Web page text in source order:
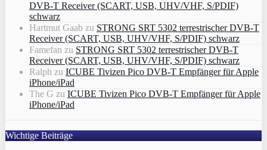
DVB-T Receiver (SCART, USB, UHV/VHF, S/PDIF)
schwarz
Hartmut Gaab zu STRONG SRT 5302 terrestrischer DVB-T
Receiver (SCART, USB, UHV/VHF, S/PDIF) schwarz
Famefan zu STRONG SRT 5302 terrestrischer DVB-T
Receiver (SCART, USB, UHV/VHF, S/PDIF) schwarz
Ralph zu ICUBE Tivizen Pico DVB-T Empfänger für Apple
iPhone/iPad
The G zu ICUBE Tivizen Pico DVB-T Empfänger für Apple
iPhone/iPad
Wichtige Beiträge